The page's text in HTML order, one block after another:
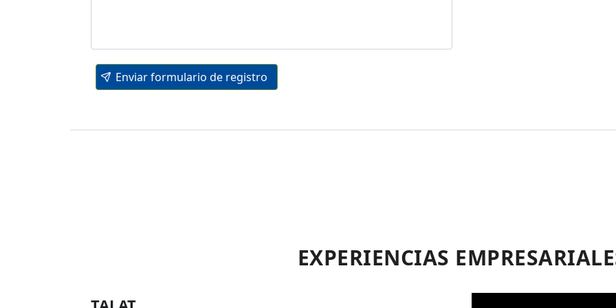
Enviar formulario de registro
EXPERIENCIAS